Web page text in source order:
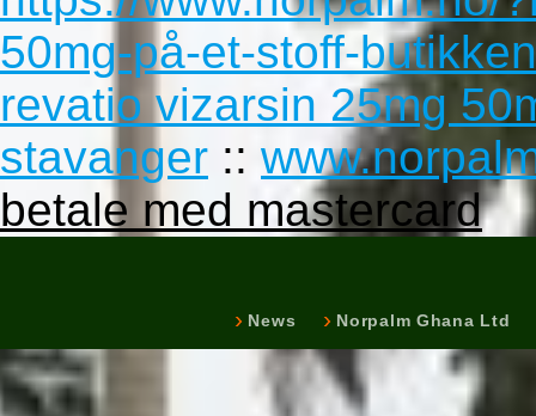
50mg-på-et-stoff-butikken
revatio vizarsin 25mg
stavanger ::
betale med mastercard
News Norpalm Ghana Ltd